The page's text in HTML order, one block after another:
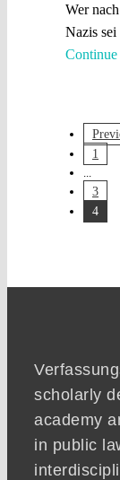
Wer
Nazis
1
3
4
scholarly
academy
in public